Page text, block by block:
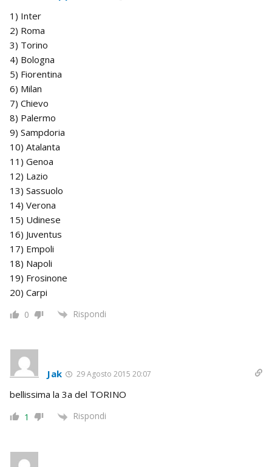
1) Inter
2) Roma
3) Torino
4) Bologna
5) Fiorentina
6) Milan
7) Chievo
8) Palermo
9) Sampdoria
10) Atalanta
11) Genoa
12) Lazio
13) Sassuolo
14) Verona
15) Udinese
16) Juventus
17) Empoli
18) Napoli
19) Frosinone
20) Carpi
0 Rispondi
Jak 29 Agosto 2015 20:07
bellissima la 3a del TORINO
1 Rispondi